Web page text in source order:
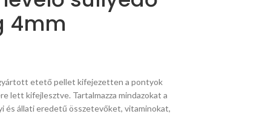
4mm
etető pellet kifejezetten a pontyok
lett kifejlesztve. Tartalmazza mindazokat a
és állati eredetű összetevőket, vitaminokat,